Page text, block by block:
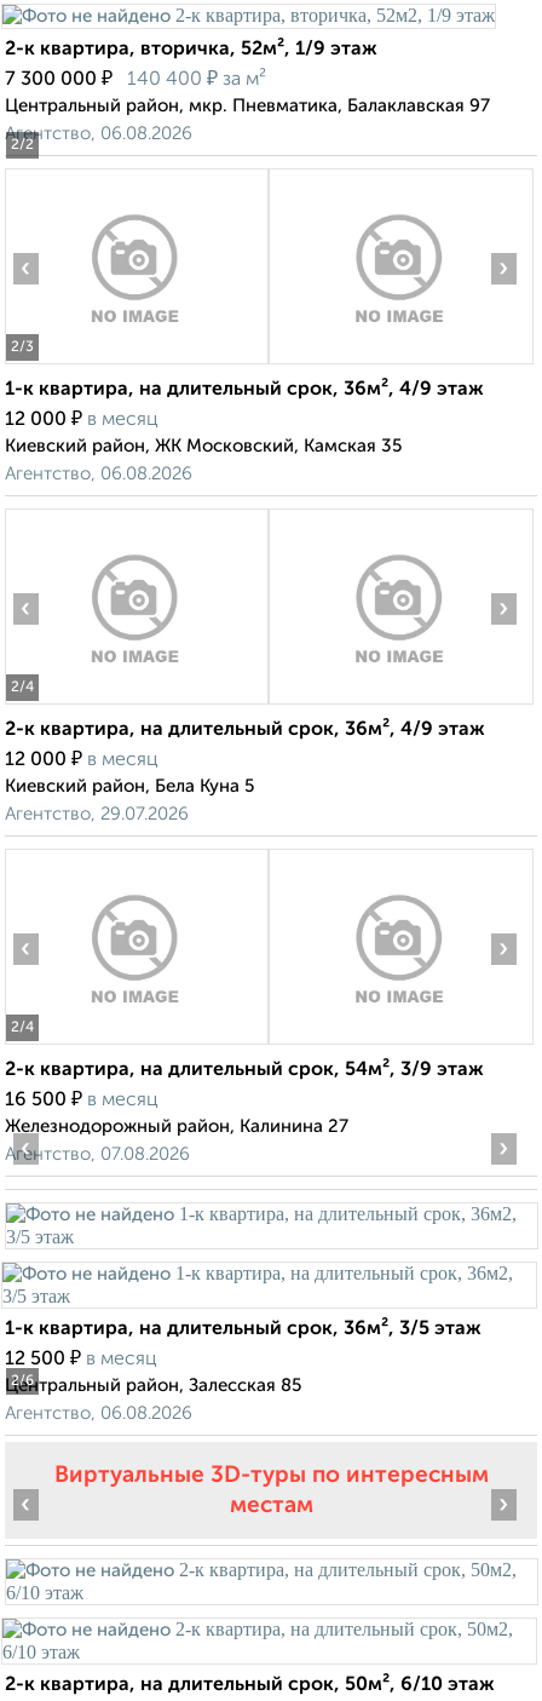
2/2
2-к квартира, вторичка, 52м², 1/9 этаж
7 300 000 ₽ 140 400 ₽ за м²
Центральный район, мкр. Пневматика, Балаклавская 97
Агентство, 06.08.2026
2/3
‹ ›
1-к квартира, на длительный срок, 36м², 4/9 этаж
12 000 ₽ в месяц
Киевский район, ЖК Московский, Камская 35
Агентство, 06.08.2026
2/4
‹ ›
2-к квартира, на длительный срок, 36м², 4/9 этаж
12 000 ₽ в месяц
Киевский район, Бела Куна 5
Агентство, 29.07.2026
2/4
‹ ›
2-к квартира, на длительный срок, 54м², 3/9 этаж
16 500 ₽ в месяц
Железнодорожный район, Калинина 27
Агентство, 07.08.2026
2/6
‹ ›
1-к квартира, на длительный срок, 36м², 3/5 этаж
12 500 ₽ в месяц
Центральный район, Залесская 85
Агентство, 06.08.2026
Виртуальные 3D-туры по интересным
местам
‹ ›
2-к квартира, на длительный срок, 50м², 6/10 этаж